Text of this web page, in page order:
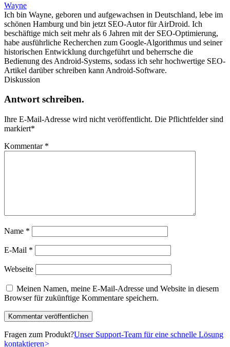
Wayne
Ich bin Wayne, geboren und aufgewachsen in Deutschland, lebe im
schönen Hamburg und bin jetzt SEO-Autor für AirDroid. Ich
beschäftige mich seit mehr als 6 Jahren mit der SEO-Optimierung,
habe ausführliche Recherchen zum Google-Algorithmus und seiner
historischen Entwicklung durchgeführt und beherrsche die
Bedienung des Android-Systems, sodass ich sehr hochwertige SEO-
Artikel darüber schreiben kann Android-Software.
Diskussion
Antwort schreiben.
Ihre E-Mail-Adresse wird nicht veröffentlicht. Die Pflichtfelder sind
markiert*
Kommentar *
Name *
E-Mail *
Webseite
Meinen Namen, meine E-Mail-Adresse und Website in diesem
Browser für zukünftige Kommentare speichern.
Fragen zum Produkt?Unser Support-Team für eine schnelle Lösung
kontaktieren>